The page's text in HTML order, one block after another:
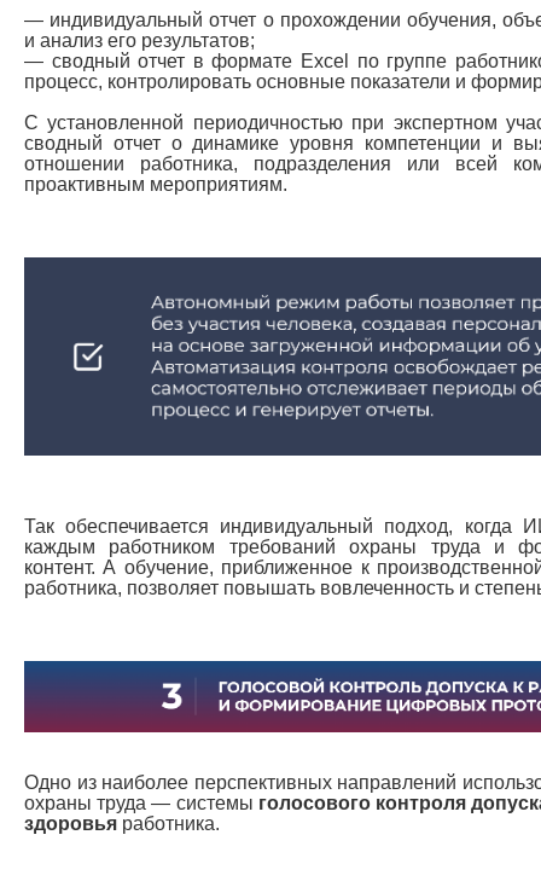
— индивидуальный отчет о прохождении обучения,
и анализ его результатов;
— сводный отчет в формате Excel по группе
процесс, контролировать основные показатели и
С установленной периодичностью при экспертном
сводный отчет о динамике уровня компетенции и
отношении работника, подразделения или всей
проактивным мероприятиям.
Так обеспечивается индивидуальный подход, когда
каждым работником требований охраны труда и
контент. А обучение, приближенное к
работника, позволяет повышать вовлеченность и
Одно из наиболее перспективных направлений
охраны труда — системы голосового контроля
здоровья работника.